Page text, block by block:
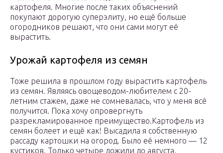
картофеля. Многие после таких объяснений
покупают дорогую суперэлиту, но ещё больше
огородников решают, что они сами могут её
вырастить.
Урожай картофеля из семян
Тоже решила в прошлом году вырастить картофель
из семян. Являясь овощеводом-любителем с 20-
летним стажем, даже не сомневалась, что у меня всё
получится. Пока хочу опровергнуть
разрекламированное преимущество.Картофель из
семян болеет и ещё как! Высадила я собственную
рассаду картошки на огород. Было её немного — 12
кустиков. Только четыре дожили до августа,